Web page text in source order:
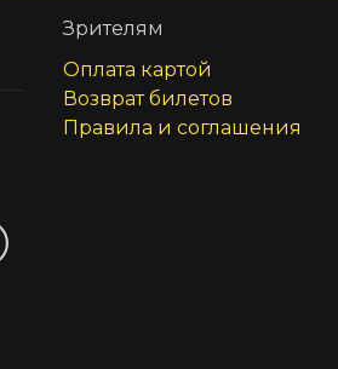
Зрителям
Оплата картой
Возврат билетов
Правила и соглашения